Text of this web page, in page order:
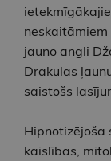
jauno angli
Drakulas
saistošs
Hipnotizējoša
kaislības,